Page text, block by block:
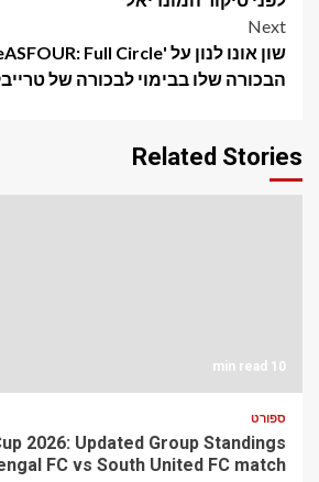
Next
הבכורה שלו בבימוי לבכורה של
Related Stories
10 min read
ספורט
2026: Updated Group Standings
FC vs South United FC match